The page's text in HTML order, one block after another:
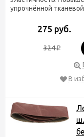
упрочнённой
275 руб.
324₽
В